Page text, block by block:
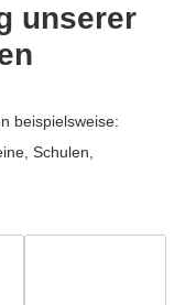
unserer
beispielsweise:
Schulen,